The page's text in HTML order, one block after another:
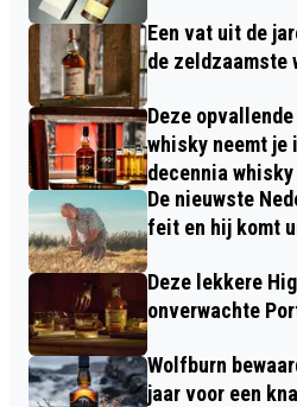
Een vat uit de
de zeldzaamste
Deze
whisky neemt je
decennia whisky
De nieuwste
feit en hij komt
Deze lekkere
onverwachte
Wolfburn
jaar voor een